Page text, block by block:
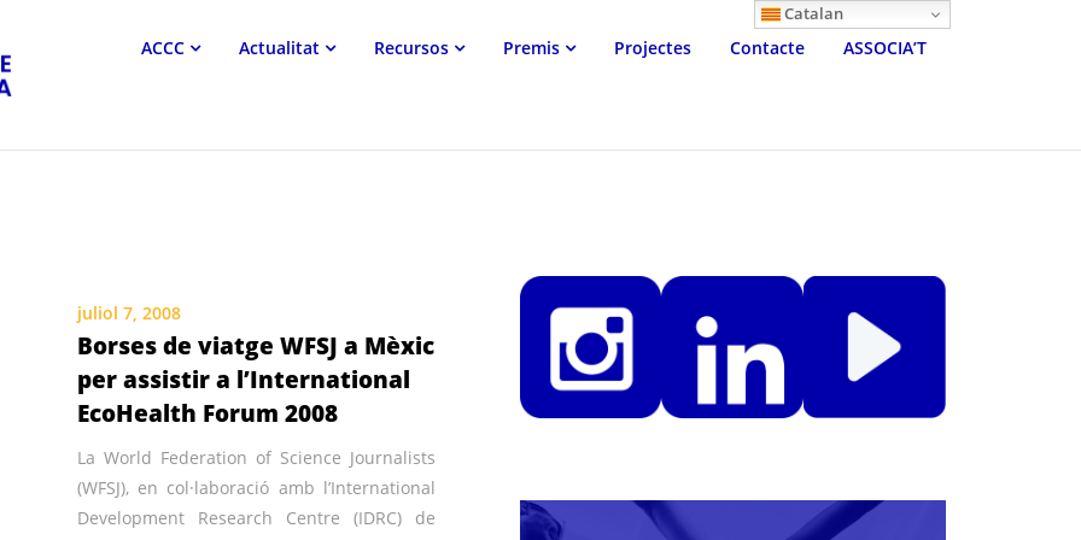
Associació
Comunicació
ACCC Actualitat Recursos Premis Projectes Contacte ASSOCIA’T
juliol 7, 2008
Borses de viatge WFSJ a Mèxic
per assistir a l’International
EcoHealth Forum 2008
La World Federation of Science Journalists
(WFSJ), en col·laboració amb l’International
Development Research Centre (IDRC) de
Catalan